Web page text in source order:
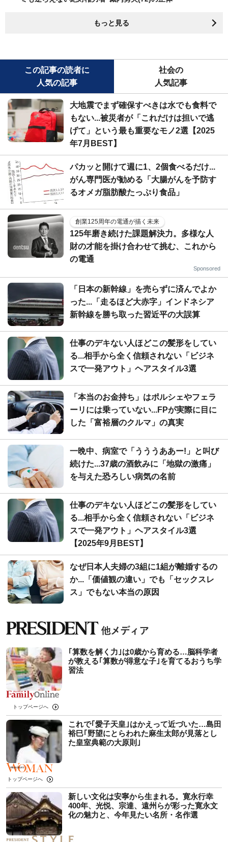
もっと見る
この記事の読者に
人気の記事
社会の
人気記事
大地震でまず確保すべきは水でも食料で
もない...被災者が「これだけは担いで逃
げて」という最も重要なモノ2選【2025
年7月BEST】
パカッと開けて週に1、2個食べるだけ...
がん専門医が勧める「大腸がんを予防す
るオメガ脂肪酸たっぷり食品」
創業125周年の電通が描く未来
125年磨き続けた課題解決力。多様な人
財の才能を掛け合わせて挑む、これから
の電通
Sponsored
「日本の新幹線」を売らずに済んでよか
った...「走るほど大赤字」インドネシア
新幹線を勝ち取った習近平の大誤算
仕事のデキない人ほどこの髪形をしてい
る...相手から全く信頼されない「ビジネ
スで一発アウト」ヘアスタイル3選
「本当のお金持ち」はポルシェやフェラ
ーリには乗っていない...FPが実際に目に
した「富裕層のクルマ」の真実
一晩中、病室で「うううああー!」と叫び
続けた...37歳の酒飲みに「地獄の激痛」
を与えた恐ろしい病気の名前
仕事のデキない人ほどこの髪形をしてい
る...相手から全く信頼されない「ビジネ
スで一発アウト」ヘアスタイル3選
【2025年9月BEST】
なぜ日本人夫婦の3組に1組が離婚するの
か...「価値観の違い」でも「セックスレ
ス」でもない本当の原因
｢算数を解く力｣は0歳から育める…脳科学者
が教える｢算数が得意な子｣を育てるおうち学
習法
トップページへ
これで｢愛子天皇｣はかえって近づいた…島田
裕巳｢野望にとらわれた麻生太郎が見落とし
た皇室典範の大原則｣
トップページへ
新しい文化は安寧から生まれる。寛永行幸
400年、光悦、宗達、遠州らが彩った寛永文
化の魅力と、今年見たい名所・名作選